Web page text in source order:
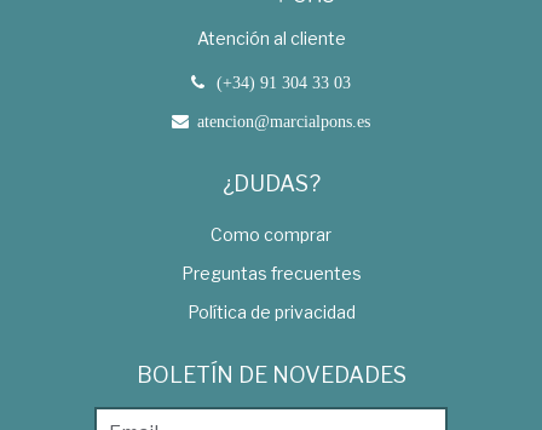
Atención al cliente
(+34) 91 304 33 03
atencion@marcialpons.es
¿DUDAS?
Como comprar
Preguntas frecuentes
Política de privacidad
BOLETÍN DE NOVEDADES